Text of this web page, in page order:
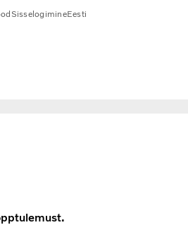
SisselogimineEesti